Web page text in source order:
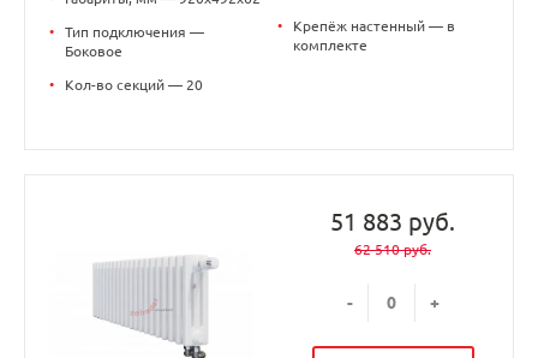
•
Тип подключения —
Боковое
• Кол-во секций — 20
•
Крепёж настенный — в
комплекте
51 883 руб.
62 510 руб.
- +